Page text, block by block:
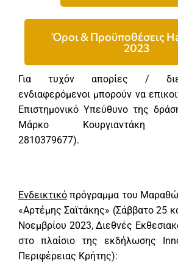
Όροι & Προϋποθέσεις
2023
Για τυχόν απορίες /
ενδιαφερόμενοι μπορούν να
Επιστημονικό Υπεύθυνο της
Μάρκο Κουργιαντάκη
2810379677).
Ενδεικτικό πρόγραμμα του
«Αρτέμης Σαϊτάκης» (Σάββατο 25
Νοεμβρίου 2023, Διεθνές
στο πλαίσιο της εκδήλωσης
Περιφέρειας Κρήτης):